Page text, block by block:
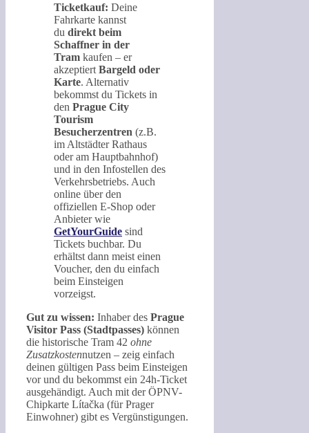
Ticketkauf: Deine
Fahrkarte kannst
du direkt beim
Schaffner in der
Tram kaufen – er
akzeptiert Bargeld oder
Karte. Alternativ
bekommst du Tickets in
den Prague City
Tourism
Besucherzentren (z.B.
im Altstädter Rathaus
oder am Hauptbahnhof)
und in den Infostellen des
Verkehrsbetriebs. Auch
online über den
offiziellen E-Shop oder
Anbieter wie
GetYourGuide sind
Tickets buchbar. Du
erhältst dann meist einen
Voucher, den du einfach
beim Einsteigen
vorzeigst.
Gut zu wissen: Inhaber des Prague
Visitor Pass (Stadtpasses) können
die historische Tram 42 ohne
Zusatzkostennutzen – zeig einfach
deinen gültigen Pass beim Einsteigen
vor und du bekommst ein 24h-Ticket
ausgehändigt. Auch mit der ÖPNV-
Chipkarte Lítačka (für Prager
Einwohner) gibt es Vergünstigungen.